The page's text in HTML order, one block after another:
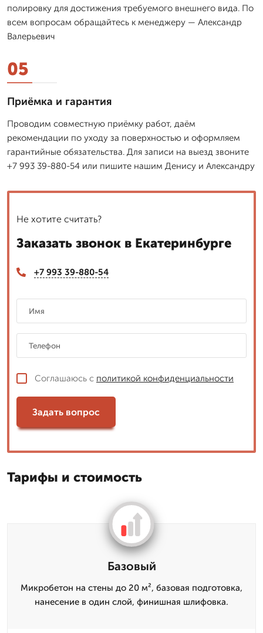
полировку для достижения требуемого внешнего вида. По
всем вопросам обращайтесь к менеджеру — Александр
Валерьевич
05
Приёмка и гарантия
Проводим совместную приёмку работ, даём
рекомендации по уходу за поверхностью и оформляем
гарантийные обязательства. Для записи на выезд звоните
+7 993 39-880-54 или пишите нашим Денису и Александру
Не хотите считать?
Заказать звонок в Екатеринбурге
+7 993 39-880-54
Соглашаюсь с политикой конфиденциальности
Задать вопрос
Тарифы и стоимость
Базовый
Микробетон на стены до 20 м², базовая подготовка,
нанесение в один слой, финишная шлифовка.